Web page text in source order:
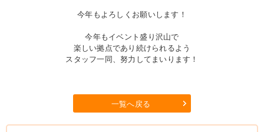
今年もよろしくお願いします！
今年もイベント盛り沢山で
楽しい拠点であり続けられるよう
スタッフ一同、努力してまいります！
一覧へ戻る